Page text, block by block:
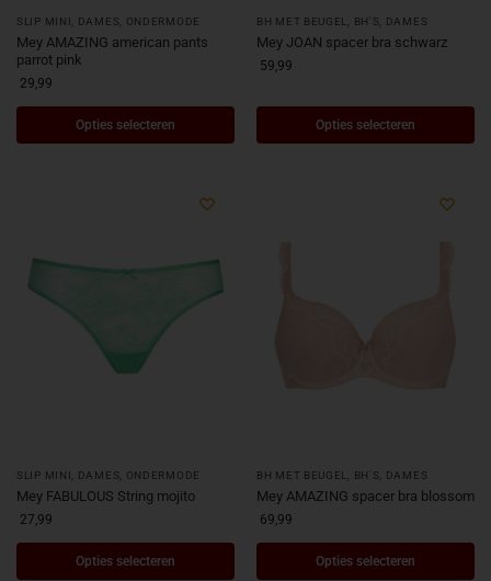
SLIP MINI DAMES ONDERMODE
Mey AMAZING american pants
parrot pink
29,99
Opties selecteren
BH MET BEUGEL BH'S DAMES
Mey JOAN spacer bra schwarz
59,99
Opties selecteren
SLIP MINI DAMES ONDERMODE
Mey FABULOUS String mojito
27,99
Opties selecteren
BH MET BEUGEL BH'S DAMES
Mey AMAZING spacer bra blossom
69,99
Opties selecteren